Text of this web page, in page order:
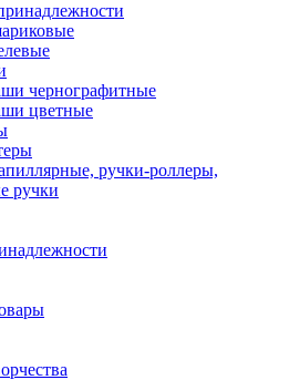
чернографитные
цветные
ручки-роллеры,
ручки